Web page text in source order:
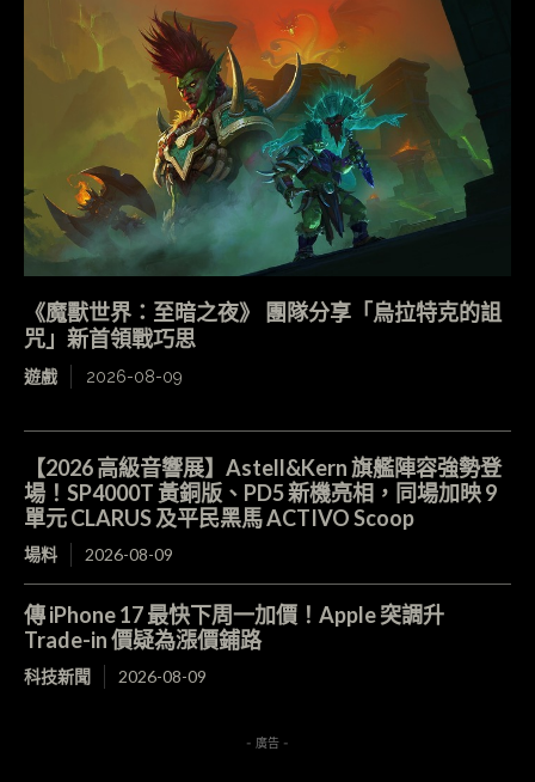
《魔獸世界：至暗之夜》 團隊分享「烏拉特克的詛
咒」新首領戰巧思
遊戲 2026-08-09
【2026 高級音響展】Astell&Kern 旗艦陣容強勢登
場！SP4000T 黃銅版、PD5 新機亮相，同場加映 9
單元 CLARUS 及平民黑馬 ACTIVO Scoop
場料 2026-08-09
傳 iPhone 17 最快下周一加價！Apple 突調升
Trade-in 價疑為漲價鋪路
科技新聞 2026-08-09
- 廣告 -